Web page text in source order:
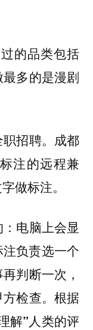
的品类包括
多的是漫剧
招聘。成都
注的远程兼
做标注。
电脑上会显
负责选一个
判断一次，
检查。根据
解”人类的评